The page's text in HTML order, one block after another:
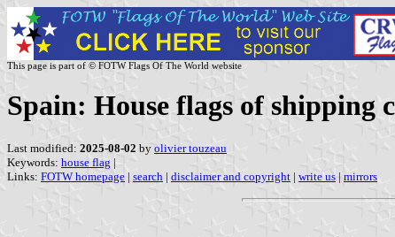
This page is part of © FOTW Flags Of The World website
Spain: House flags of shipping
Last modified: 2025-08-02 by olivier touzeau
Keywords: house flag |
Links: FOTW homepage | search | disclaimer and copyright | write us | mirrors